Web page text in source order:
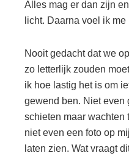
Alles mag er dan zijn
licht. Daarna voel ik
Nooit gedacht dat we
zo letterlijk zouden
ik hoe lastig het is om
gewend ben. Niet even
schieten maar wachten
niet even een foto op
laten zien. Wat vraagt